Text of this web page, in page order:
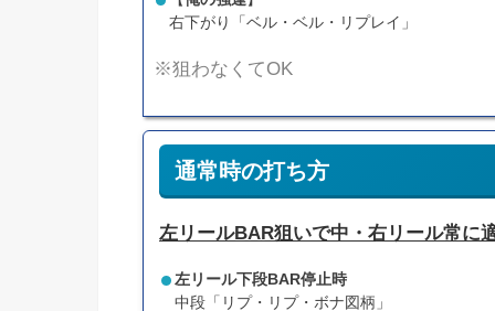
右下がり「ベル・ベル・リプレイ」
※狙わなくてOK
通常時の打ち方
左リールBAR狙いで中・右リール常に
左リール下段BAR停止時
中段「リプ・リプ・ボナ図柄」